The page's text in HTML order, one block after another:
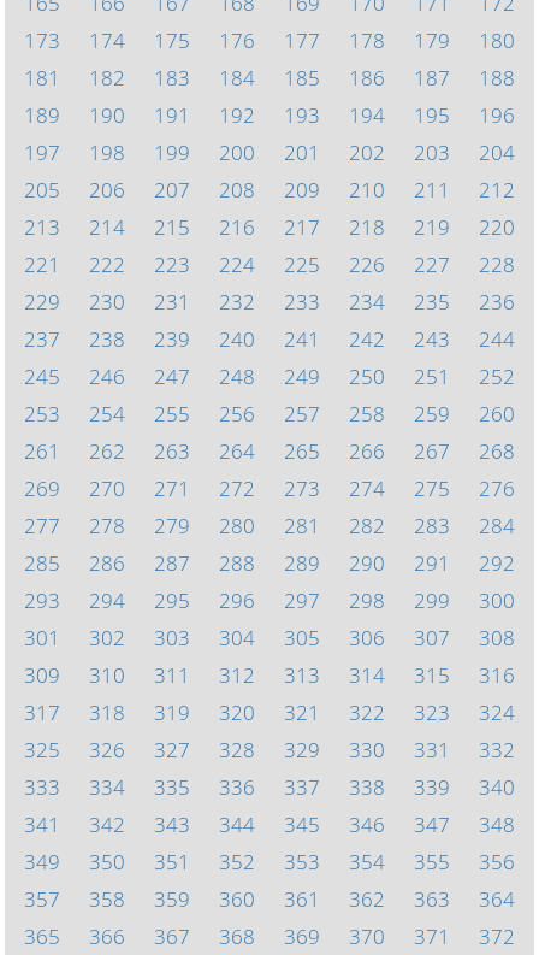
173
174 175 176 177 178 179
180
181
182 183 184 185 186 187
188
189
190 191 192 193 194 195
196
197
198 199 200 201 202 203
204
205
206 207 208 209 210 211
212
213
214 215 216 217 218 219
220
221
222 223 224 225 226 227
228
229
230 231 232 233 234 235
236
237
238 239 240 241 242 243
244
245
246 247 248 249 250 251
252
253
254 255 256 257 258 259
260
261
262 263 264 265 266 267
268
269
270 271 272 273 274 275
276
277
278 279 280 281 282 283
284
285
286 287 288 289 290 291
292
293
294 295 296 297 298 299
300
301
302 303 304 305 306 307
308
309
310 311 312 313 314 315
316
317
318 319 320 321 322 323
324
325
326 327 328 329 330 331
332
333
334 335 336 337 338 339
340
341
342 343 344 345 346 347
348
349
350 351 352 353 354 355
356
357
358 359 360 361 362 363
364
365
366 367 368 369 370 371 372